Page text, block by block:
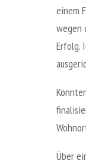
einem
wegen
Erfolg.
Über